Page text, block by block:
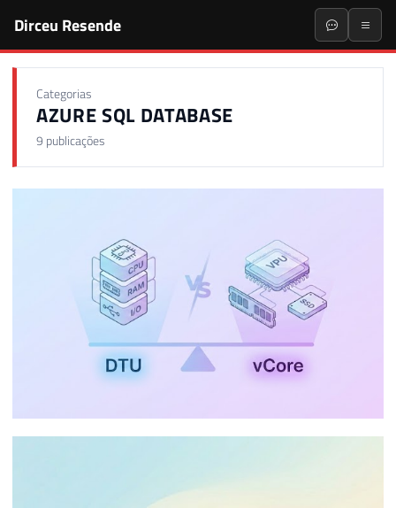
Dirceu Resende
Categorias
AZURE SQL DATABASE
9 publicações
Azure SQL Database - DTU, vCore,
Critical, Hyperscale, Elastic Pool: Qual